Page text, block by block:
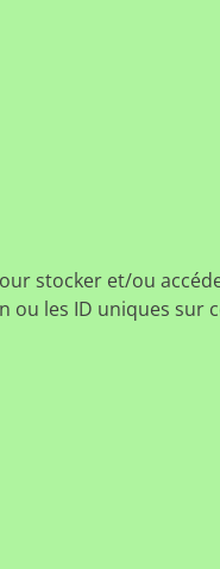
stocker et/ou
les ID uniques sur